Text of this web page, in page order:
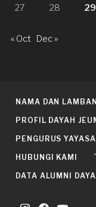
27 28 29
« Oct Dec »
NAMA DAN
PROFIL DAYAH
PENGURUS
HUBUNGI KAMI
DATA ALUMNI